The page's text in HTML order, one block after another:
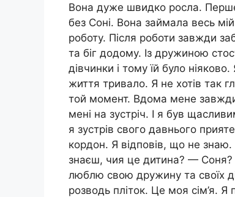
Вона дуже швидко росла.
без Соні. Вона займала весь
роботу. Після роботи завжди
та біг додому. Із дружиною
дівчинки і тому їй було
життя тривало. Я не хотів так
той момент. Вдома мене
мені на зустріч. І я був
я зустрів свого давнього
кордон. Я відповів, що не
знаєш, чия це дитина? —
люблю свою дружину та своїх
розводь пліток. Це моя сім’я.